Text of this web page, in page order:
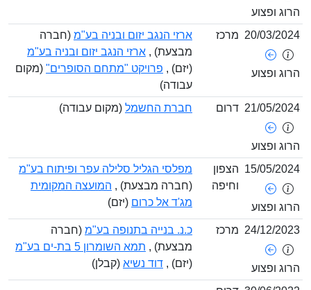
ופצוע
20/03/
ופצוע
מרכז ארזי הנגב יזום ובניה בע"מ(חברה
מבצעת) ,ארזי הנגב יזום ובניה בע"מ
(יזם) ,פרויקט "מתחם הסופרים"(מקום
עבודה)
21/05/
ופצוע
דרום חברת החשמל(מקום עבודה)
15/05/
ופצוע
הצפון
וחיפה
מפלסי הגליל סלילה עפר ופיתוח בע"מ
(חברה מבצעת) ,המועצה המקומית
מג'ד אל כרום (יזם)
24/12/
ופצוע
מרכז כ.נ. בנייה בתנופה בע"מ(חברה
מבצעת) ,תמא השומרון 5 בת-ים בע"מ
(יזם) ,דוד נשיא (קבלן)